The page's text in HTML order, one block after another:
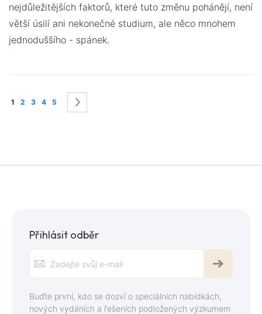
nejdůležitějších faktorů, které tuto změnu pohánějí, není
větší úsilí ani nekonečné studium, ale něco mnohem
jednoduššího - spánek.
Stránka
Právě si prohlížíte stránku
1 Stránka
2 Stránka
3 Stránka
4 Stránka
5
Přihlásit odběr
odběru
Buďte první, kdo se dozví o speciálních nabídkách,
nových vydáních a řešeních podložených výzkumem